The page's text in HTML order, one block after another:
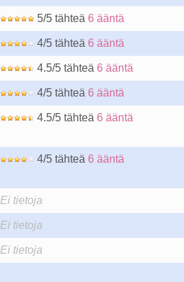
5/5 tähteä 6 ääntä
4/5 tähteä 6 ääntä
4.5/5 tähteä 6 ääntä
4/5 tähteä 6 ääntä
4.5/5 tähteä 6 ääntä
4/5 tähteä 6 ääntä
Ei tietoja
Ei tietoja
Ei tietoja